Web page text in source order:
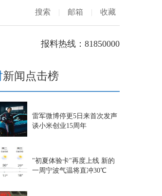
搜索 | 邮箱 | 收藏
报料热线：81850000
新闻点击榜
雷军微博停更5日来首次发声
谈小米创业15周年
"初夏体验卡"再度上线 新的
一周宁波气温将直冲30℃